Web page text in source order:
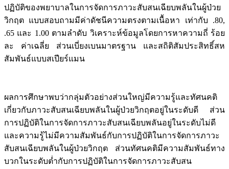
ปฏิบัติของพยาบาลในการจัดการภาวะสับสนเฉียบพลันในผู้ป่วย
วิกฤต แบบสอบถามมีค่าดัชนีความตรงตามเนื้อหา เท่ากับ .80,
.65 และ 1.00 ตามลำดับ วิเคราะห์ข้อมูลโดยการหาความถี่ ร้อย
ละ ค่าเฉลี่ย ส่วนเบี่ยงเบนมาตรฐาน และสถิติสัมประสิทธิ์สห
สัมพันธ์แบบสเปียร์แมน
ผลการศึกษาพบว่ากลุ่มตัวอย่างส่วนใหญ่มีความรู้และทัศนคติ
เกี่ยวกับภาวะสับสนเฉียบพลันในผู้ป่วยวิกฤตอยู่ในระดับดี ส่วน
การปฏิบัติในการจัดการภาวะสับสนเฉียบพลันอยู่ในระดับไม่ดี
และความรู้ไม่มีความสัมพันธ์กับการปฏิบัติในการจัดการภาวะ
สับสนเฉียบพลันในผู้ป่วยวิกฤต ส่วนทัศนคติมีความสัมพันธ์ทาง
บวกในระดับต่ำกับการปฏิบัติในการจัดการภาวะสับสน